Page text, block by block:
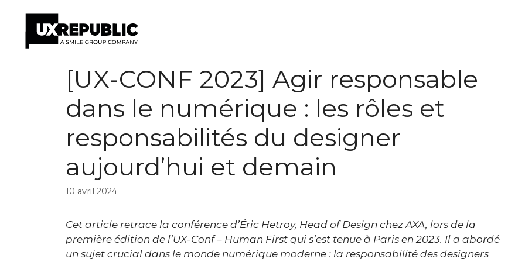
[UX-CONF 2023] Agir responsable
dans le numérique : les rôles et
responsabilités du designer
aujourd’hui et demain
10 avril 2024
Cet article retrace la conférence d’Éric Hetroy, Head of Design chez AXA, lors de la
première édition de l’UX-Conf – Human First qui s’est tenue à Paris en 2023. Il a abordé
un sujet crucial dans le monde numérique moderne : la responsabilité des designers